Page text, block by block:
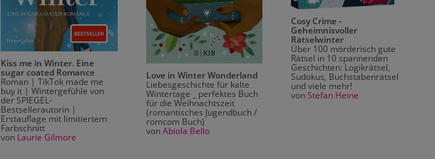
Kiss me in Winter. Eine
sugar coated Romance
Roman | TikTok made me
buy it | Wintergefühle von
der SPIEGEL-
Bestsellerautorin |
Erstauflage mit limitiertem
Farbschnitt
von Laurie Gilmore
Love in Winter Wonderland
Liebesgeschichte für kalte
Wintertage _ perfektes Buch
für die Weihnachtszeit
(romantisches Jugendbuch /
romcom Buch)
von Abiola Bello
Cosy Crime -
Geheimnisvoller
Rätselwinter
Über 100 mörderisch gute
Rätsel in 10 spannenden
Geschichten: Logikrätsel,
Sudokus, Buchstabenrätsel
und viele mehr!
von Stefan Heine